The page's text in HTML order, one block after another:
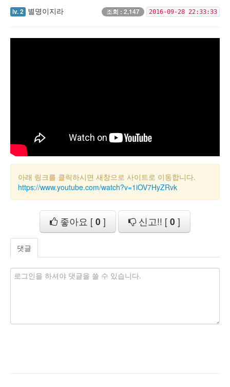
조회 : 2,147 2016-09-28 22:33:33
lv. 2 별명이지라
아래 링크를 클릭하시면 새창으로 사이트로 이동합니다.
https://www.youtube.com/watch?v=1iOV7HyZRvk
좋아요 [ 0 ] 신고!! [ 0 ]
댓글